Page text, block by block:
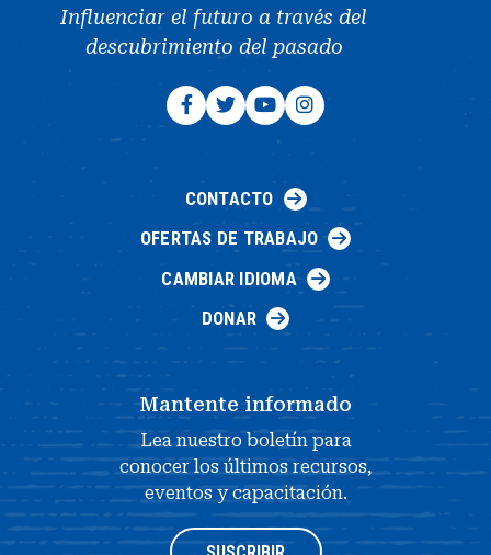
Influenciar el futuro a través del
descubrimiento del pasado
CONTACTO
OFERTAS DE TRABAJO
CAMBIAR IDIOMA
DONAR
Mantente informado
Lea nuestro boletín para
conocer los últimos recursos,
eventos y capacitación.